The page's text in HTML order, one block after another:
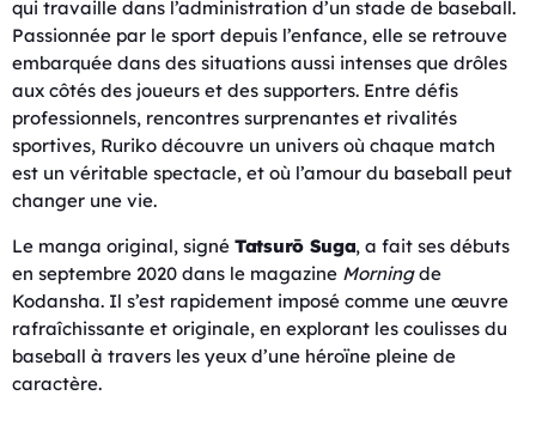
qui travaille dans l’administration d’un stade de baseball.
Passionnée par le sport depuis l’enfance, elle se retrouve
embarquée dans des situations aussi intenses que drôles
aux côtés des joueurs et des supporters. Entre défis
professionnels, rencontres surprenantes et rivalités
sportives, Ruriko découvre un univers où chaque match
est un véritable spectacle, et où l’amour du baseball peut
changer une vie.
Le manga original, signé Tatsurō Suga, a fait ses débuts
en septembre 2020 dans le magazine Morningde
Kodansha. Il s’est rapidement imposé comme une œuvre
rafraîchissante et originale, en explorant les coulisses du
baseball à travers les yeux d’une héroïne pleine de
caractère.